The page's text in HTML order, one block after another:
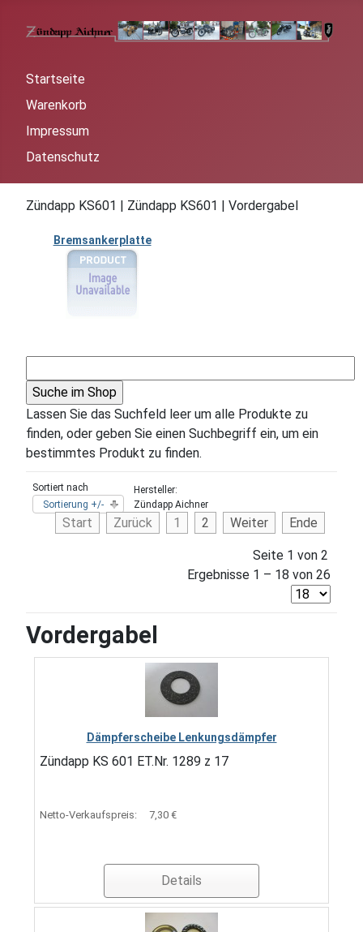
Startseite
Warenkorb
Impressum
Datenschutz
Zündapp KS601 | Zündapp KS601 | Vordergabel
Bremsankerplatte
Lassen Sie das Suchfeld leer um alle Produkte zu
finden, oder geben Sie einen Suchbegriff ein, um ein
bestimmtes Produkt zu finden.
Sortiert nach
Sortierung +/-
Hersteller:
Zündapp Aichner
Start Zurück 1 2 Weiter Ende
Seite 1 von 2
Ergebnisse 1 – 18 von 26
Vordergabel
Dämpferscheibe Lenkungsdämpfer
Zündapp KS 601 ET.Nr. 1289 z 17
Netto-Verkaufspreis: 7,30 €
Details